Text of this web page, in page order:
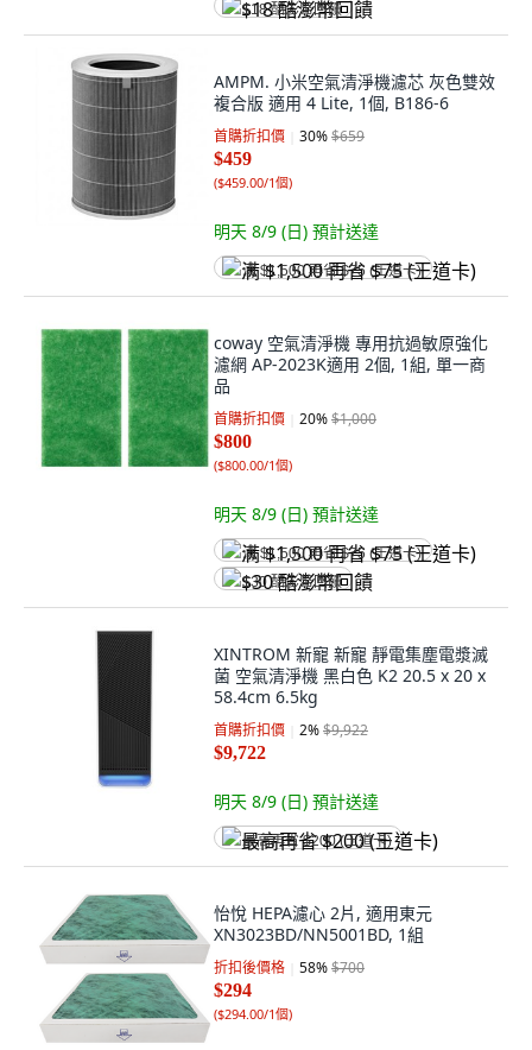
$18 酷澎幣回饋
AMPM. 小米空氣清淨機濾芯 灰色雙效
複合版 適用 4 Lite, 1個, B186-6
首購折扣價 30%$659
$459
($459.00/1個)
明天 8/9 (日) 預計送達
满 $1,500 再省 $75 (王道卡)
coway 空氣清淨機 專用抗過敏原強化
濾網 AP-2023K適用 2個, 1組, 單一商
品
首購折扣價 20%$1,000
$800
($800.00/1個)
明天 8/9 (日) 預計送達
满 $1,500 再省 $75 (王道卡)
$30 酷澎幣回饋
XINTROM 新寵 新寵 靜電集塵電漿滅
菌 空氣清淨機 黑白色 K2 20.5 x 20 x
58.4cm 6.5kg
首購折扣價 2%$9,922
$9,722
明天 8/9 (日) 預計送達
最高再省 $200 (王道卡)
怡悅 HEPA濾心 2片, 適用東元
XN3023BD/NN5001BD, 1組
折扣後價格 58%$700
$294
($294.00/1個)